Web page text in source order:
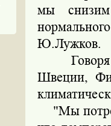
мы
Ю.Лужков.
Говоря о
Швеции,
"Мы